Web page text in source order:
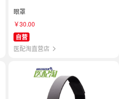
眼罩
￥30.00
自营
医配淘直营店